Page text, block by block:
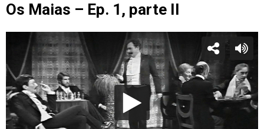
Os Maias – Ep. 1, parte II